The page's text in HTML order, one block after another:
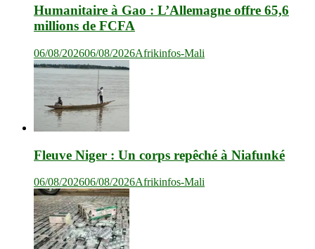
Humanitaire à Gao : L’Allemagne offre 65,6
millions de FCFA
06/08/202606/08/2026Afrikinfos-Mali
Fleuve Niger : Un corps repêché à Niafunké
06/08/202606/08/2026Afrikinfos-Mali